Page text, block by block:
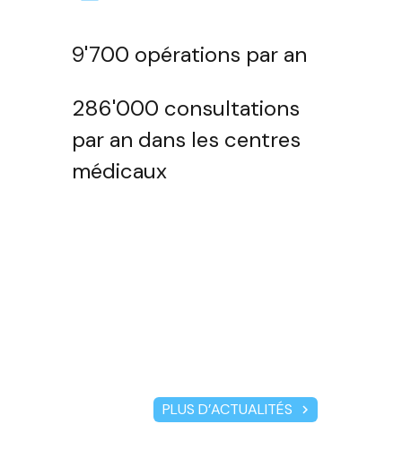
9'700 opérations par an
286'000 consultations
par an dans les centres
médicaux
PLUS D’ACTUALITÉS chevron_right